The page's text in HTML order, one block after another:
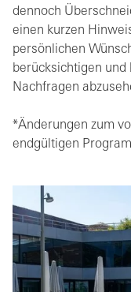
dennoch
einen kurzen
persönlichen
berücksichtigen
Nachfragen
*Änderungen zum
endgültigen